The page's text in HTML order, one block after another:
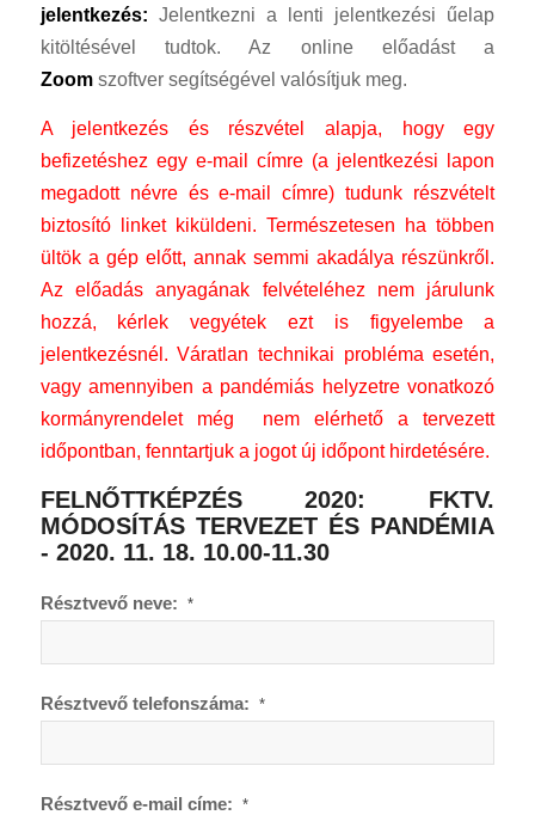
jelentkezés: Jelentkezni a lenti jelentkezési űelap
kitöltésével tudtok. Az online előadást a
Zoomszoftver segítségével valósítjuk meg.
A jelentkezés és részvétel alapja, hogy egy
befizetéshez egy e-mail címre (a jelentkezési lapon
megadott névre és e-mail címre) tudunk részvételt
biztosító linket kiküldeni. Természetesen ha többen
ültök a gép előtt, annak semmi akadálya részünkről.
Az előadás anyagának felvételéhez nem járulunk
hozzá, kérlek vegyétek ezt is figyelembe a
jelentkezésnél. Váratlan technikai probléma esetén,
vagy amennyiben a pandémiás helyzetre vonatkozó
kormányrendelet még nem elérhető a tervezett
időpontban, fenntartjuk a jogot új időpont hirdetésére.
FELNŐTTKÉPZÉS 2020: FKTV.
MÓDOSÍTÁS TERVEZET ÉS PANDÉMIA
- 2020. 11. 18. 10.00-11.30
Résztvevő neve: *
Résztvevő telefonszáma: *
Résztvevő e-mail címe: *